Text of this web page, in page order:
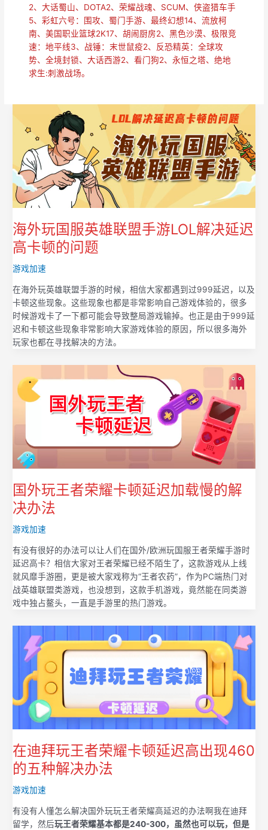
2、大话蜀山、DOTA2、荣耀战魂、SCUM、侠盗猎车手
5、彩虹六号：围攻、蜀门手游、最终幻想14、流放柯
南、美国职业篮球2K17、胡闹厨房2、黑色沙漠、极限竞
速：地平线3、战锤：末世鼠疫2、反恐精英：全球攻
势、全境封锁、大话西游2、看门狗2、永恒之塔、绝地
求生:刺激战场。
海外玩国服英雄联盟手游LOL解决延迟
高卡顿的问题
游戏加速
在海外玩英雄联盟手游的时候，相信大家都遇到过999延迟，以及
卡顿这些现象。这些现象也都是非常影响自己游戏体验的，很多
时候游戏卡了一下都可能会导致整局游戏输掉。也正是由于999延
迟和卡顿这些现象非常影响大家游戏体验的原因，所以很多海外
玩家也都在寻找解决的方法。
国外玩王者荣耀卡顿延迟加载慢的解
决办法
游戏加速
有没有很好的办法可以让人们在国外/欧洲玩国服王者荣耀手游时
延迟高卡？相信大家对王者荣耀已经不陌生了，这款游戏从上线
就风靡手游圈，更是被大家戏称为“王者农药”，作为PC端热门对
战英雄联盟类游戏，也没想到，这款手机游戏，竟然能在同类游
戏中独占鳌头，一直是手游里的热门游戏。
在迪拜玩王者荣耀卡顿延迟高出现460
的五种解决办法
游戏加速
有没有人懂怎么解决国外玩玩王者荣耀高延迟的办法啊我在迪拜
留学，然后玩王者荣耀基本都是240-300，虽然也可以玩，但是